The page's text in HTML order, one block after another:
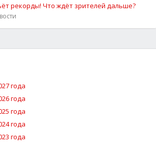
рекорды! Что ждёт зрителей дальше?
года
года
года
года
года